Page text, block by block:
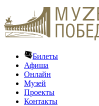
Билеты
Афиша
Онлайн
Музей
Проекты
Контакты